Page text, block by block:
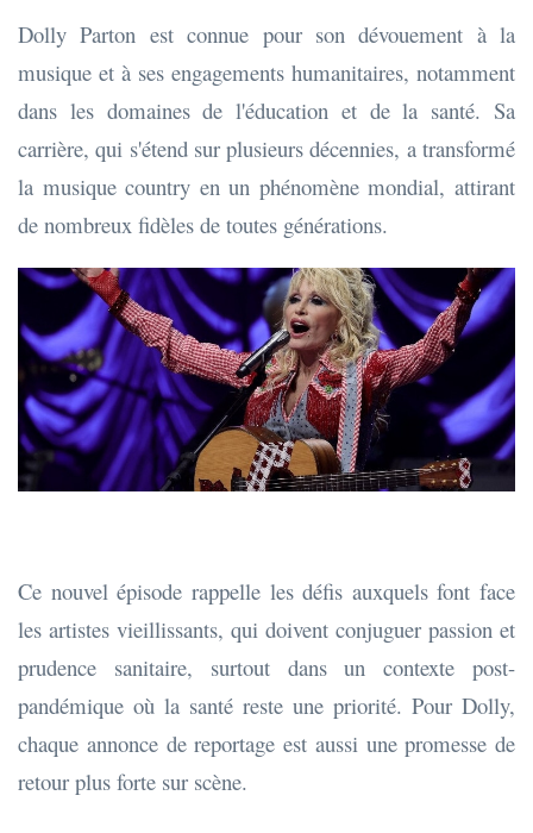
Dolly Parton est connue pour son dévouement à la
musique et à ses engagements humanitaires, notamment
dans les domaines de l'éducation et de la santé. Sa
carrière, qui s'étend sur plusieurs décennies, a transformé
la musique country en un phénomène mondial, attirant
de nombreux fidèles de toutes générations.
Ce nouvel épisode rappelle les défis auxquels font face
les artistes vieillissants, qui doivent conjuguer passion et
prudence sanitaire, surtout dans un contexte post-
pandémique où la santé reste une priorité. Pour Dolly,
chaque annonce de reportage est aussi une promesse de
retour plus forte sur scène.